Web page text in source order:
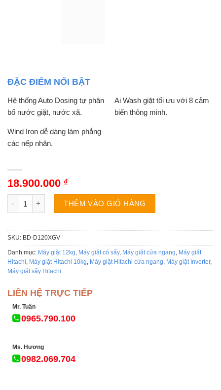
ĐẶC ĐIỂM NỔI BẬT
Hệ thống Auto Dosing tự phân
bố nước giặt, nước xã.
Ai Wash giặt tối ưu với 8 cảm
biến thông minh.
Wind Iron dễ dàng làm phẳng
các nếp nhăn.
18.900.000 ₫
Máy giặt sấy Hitachi BD-D120XGV | 12kg cửa ngang inverter
THÊM VÀO GIỎ HÀNG
SKU: BD-D120XGV
Danh mục: Máy giặt 12kg Máy giặt có sấy, Máy giặt cửa ngang Máy giặt
Hitachi Máy giặt Hitachi 10kg Máy giặt Hitachi cửa ngang Máy giặt Inverter,
Máy giặt sấy Hitachi
LIÊN HỆ TRỰC TIẾP
Mr. Tuấn
0965.790.100
Ms. Hương
0982.069.704